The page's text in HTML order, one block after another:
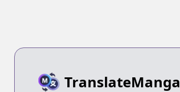
TranslateManga